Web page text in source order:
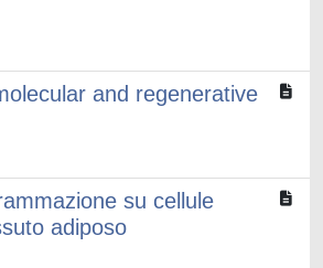
and regenerative
su cellule
adiposo